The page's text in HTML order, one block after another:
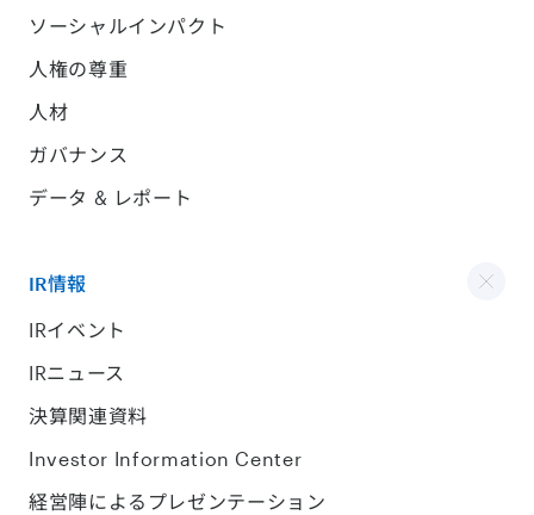
ソーシャルインパクト
人権の尊重
人材
ガバナンス
データ & レポート
IR情報
IRイベント
IRニュース
決算関連資料
Investor Information Center
経営陣によるプレゼンテーション